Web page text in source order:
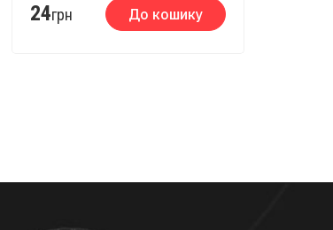
24грн До кошику